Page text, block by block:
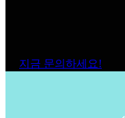
지금 문의하세요!